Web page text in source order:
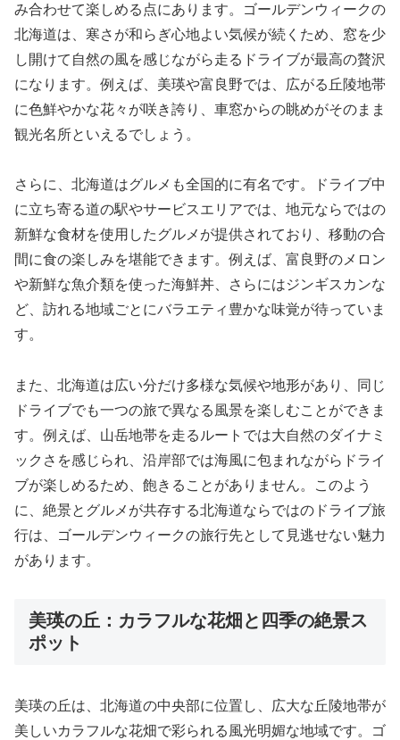
み合わせて楽しめる点にあります。ゴールデンウィークの
北海道は、寒さが和らぎ心地よい気候が続くため、窓を少
し開けて自然の風を感じながら走るドライブが最高の贅沢
になります。例えば、美瑛や富良野では、広がる丘陵地帯
に色鮮やかな花々が咲き誇り、車窓からの眺めがそのまま
観光名所といえるでしょう。
さらに、北海道はグルメも全国的に有名です。ドライブ中
に立ち寄る道の駅やサービスエリアでは、地元ならではの
新鮮な食材を使用したグルメが提供されており、移動の合
間に食の楽しみを堪能できます。例えば、富良野のメロン
や新鮮な魚介類を使った海鮮丼、さらにはジンギスカンな
ど、訪れる地域ごとにバラエティ豊かな味覚が待っていま
す。
また、北海道は広い分だけ多様な気候や地形があり、同じ
ドライブでも一つの旅で異なる風景を楽しむことができま
す。例えば、山岳地帯を走るルートでは大自然のダイナミ
ックさを感じられ、沿岸部では海風に包まれながらドライ
ブが楽しめるため、飽きることがありません。このよう
に、絶景とグルメが共存する北海道ならではのドライブ旅
行は、ゴールデンウィークの旅行先として見逃せない魅力
があります。
美瑛の丘：カラフルな花畑と四季の絶景ス
ポット
美瑛の丘は、北海道の中央部に位置し、広大な丘陵地帯が
美しいカラフルな花畑で彩られる風光明媚な地域です。ゴ